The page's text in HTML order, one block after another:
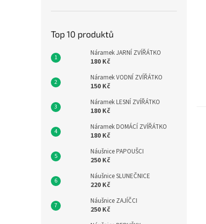
Top 10 produktů
Náramek JARNÍ ZVÍŘÁTKO
180 Kč
Náramek VODNÍ ZVÍŘÁTKO
150 Kč
Náramek LESNÍ ZVÍŘÁTKO
180 Kč
Náramek DOMÁCÍ ZVÍŘÁTKO
180 Kč
Náušnice PAPOUŠCI
250 Kč
Náušnice SLUNEČNICE
220 Kč
Náušnice ZAJÍČCI
250 Kč